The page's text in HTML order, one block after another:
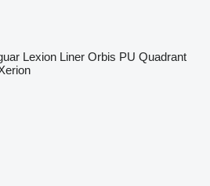
Lexion Liner Orbis PU Quadrant